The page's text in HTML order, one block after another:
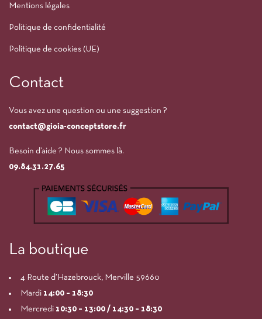
Mentions légales
Politique de confidentialité
Politique de cookies (UE)
Contact
Vous avez une question ou une suggestion ?
contact@gioia-conceptstore.fr
Besoin d’aide ? Nous sommes là.
09.84.31.27.65
La boutique
4 Route d’Hazebrouck, Merville 59660
Mardi 14:00 – 18:30
Mercredi 10:30 – 13:00 / 14:30 – 18:30